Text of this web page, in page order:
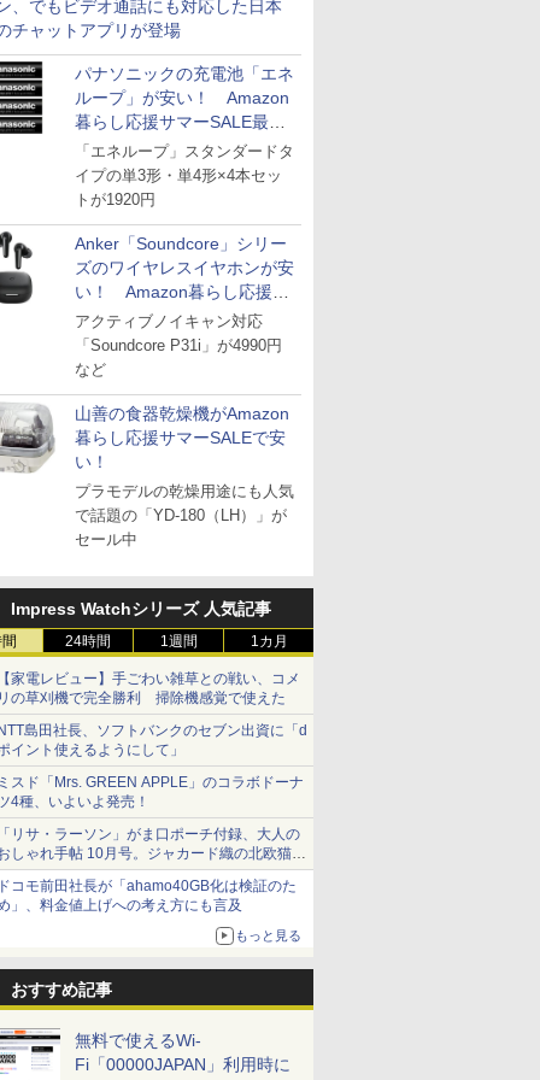
、でもビデオ通話にも対応した日本
チャットアプリが登場
パナソニックの充電池「エネ
ループ」が安い！ Amazon
暮らし応援サマーSALE最終
日
「エネループ」スタンダードタ
イプの単3形・単4形×4本セッ
トが1920円
Anker「Soundcore」シリー
ズのワイヤレスイヤホンが安
い！ Amazon暮らし応援サ
マーSALE
アクティブノイキャン対応
「Soundcore P31i」が4990円
など
山善の食器乾燥機がAmazon
暮らし応援サマーSALEで安
い！
プラモデルの乾燥用途にも人気
で話題の「YD-180（LH）」が
セール中
Impress Watchシリーズ 人気記事
24時間 1週間 1カ月
家電レビュー】手ごわい雑草との戦い、コメ
の草刈機で完全勝利 掃除機感覚で使えた
島田社長、ソフトバンクのセブン出資に「d
イント使えるようにして」
スド「Mrs. GREEN APPLE」のコラボドーナ
4種、いよいよ発売！
リサ・ラーソン」がま口ポーチ付録、大人の
しゃれ手帖 10月号。ジャカード織の北欧猫デ
イン
コモ前田社長が「ahamo40GB化は検証のた
」、料金値上げへの考え方にも言及
もっと見る
おすすめ記事
無料で使えるWi-
Fi「00000JAPAN」利用時に